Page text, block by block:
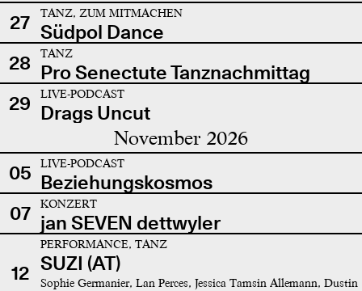
27 TANZ, ZUM MITMACHEN
Südpol Dance
28
TANZ
Pro Senectute Tanznachmittag
29
LIVE-PODCAST
Drags Uncut
November 2026
05 LIVE-PODCAST
Beziehungskosmos
07
KONZERT
jan SEVEN dettwyler
12
PERFORMANCE, TANZ
SUZI (AT)
Sophie Germanier, Lan Perces, Jessica Tamsin Allemann, Dustin